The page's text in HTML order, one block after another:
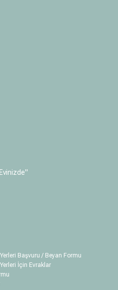
Başvuru / Beyan Formu
İçin Evraklar